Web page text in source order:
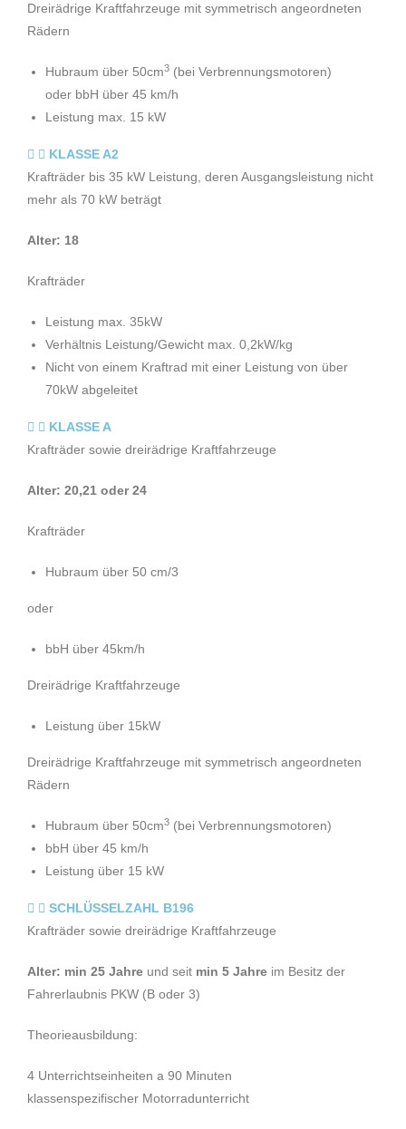
Dreirädrige Kraftfahrzeuge mit symmetrisch angeordneten
Rädern
Hubraum über 50cm3 (bei Verbrennungsmotoren)
oder bbH über 45 km/h
Leistung max. 15 kW
KLASSE A2
Krafträder bis 35 kW Leistung, deren Ausgangsleistung nicht
mehr als 70 kW beträgt
Alter: 18
Krafträder
Leistung max. 35kW
Verhältnis Leistung/Gewicht max. 0,2kW/kg
Nicht von einem Kraftrad mit einer Leistung von über
70kW abgeleitet
KLASSE A
Krafträder sowie dreirädrige Kraftfahrzeuge
Alter: 20,21 oder 24
Krafträder
Hubraum über 50 cm/3
oder
bbH über 45km/h
Dreirädrige Kraftfahrzeuge
Leistung über 15kW
Dreirädrige Kraftfahrzeuge mit symmetrisch angeordneten
Rädern
Hubraum über 50cm3 (bei Verbrennungsmotoren)
bbH über 45 km/h
Leistung über 15 kW
SCHLÜSSELZAHL B196
Krafträder sowie dreirädrige Kraftfahrzeuge
Alter: min 25 Jahre und seit min 5 Jahre im Besitz der
Fahrerlaubnis PKW (B oder 3)
Theorieausbildung:
4 Unterrichtseinheiten a 90 Minuten
klassenspezifischer Motorradunterricht